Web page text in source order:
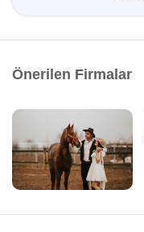
Önerilen Firmalar